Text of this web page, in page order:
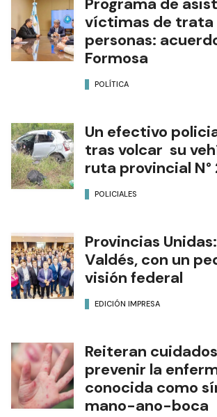
Programa de
víctimas de trata
personas:
Formosa
POLÍTICA
Un efectivo
tras volcar su
ruta provincial N°
POLICIALES
Provincias
Valdés, con un
visión federal
EDICIÓN IMPRESA
Reiteran
prevenir la
conocida como
mano-ano-boca